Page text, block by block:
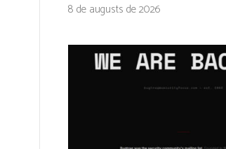
8 de augusts de 2026